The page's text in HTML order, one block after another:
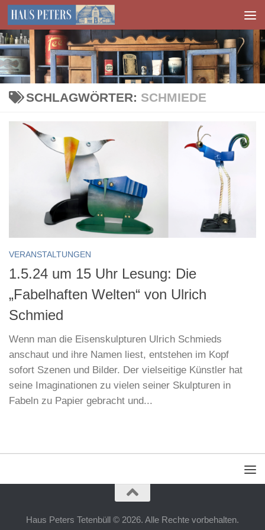
Zum Inhalt springen
SCHLAGWÖRTER: SCHMIEDE
VERANSTALTUNGEN
1.5.24 um 15 Uhr Lesung: Die
„Fabelhaften Welten“ von Ulrich
Schmied
Wenn man die Eisenskulpturen Ulrich Schmieds
anschaut und ihre Namen liest, entstehen im Kopf
sofort Szenen und Bilder. Der vielseitige Künstler hat
seine Imaginationen zu vielen seiner Skulpturen in
Fabeln zu Papier gebracht und...
Haus Peters Tetenbüll © 2026. Alle Rechte vorbehalten.